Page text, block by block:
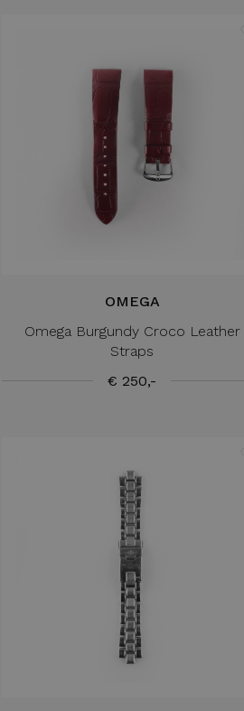
OMEGA
Omega Burgundy Croco Leather
Straps
€ 250,-